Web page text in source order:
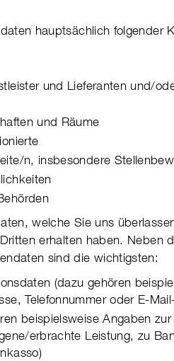
haupt­säch­lich fol­gen­der
und Lieferan­ten und/
und Räume
n, insbeson­dere
welche Sie uns
erhal­ten haben. Neben
sind die wichtig­sten:
(dazu gehören
Tele­fon­num­mer oder E-
beispiels­weise Angaben
erbrachte Leis­tung, zu